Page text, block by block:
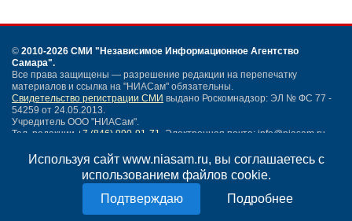
Используя сайт www.niasam.ru, вы соглашаетесь с
использованием файлов cookie.
Подробнее
© 2010-2026 СМИ "Независимое Информационное Агентство
Самара".
Все права защищены — разрешение редакции на перепечатку
материалов и ссылка на "НИАСам" обязательны.
Свидетельство регистрации СМИ выдано Роскомнадзор: ЭЛ № ФС 77 -
54259 от 24.05.2013.
Учредитель ООО "НИАСам".
Тел. редакции +7 (846) 990-91-71. Электронная почта: info@niasam.ru
Написать письмо
Политика конфиденциальности